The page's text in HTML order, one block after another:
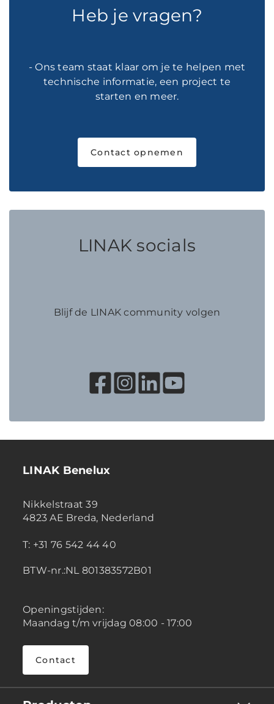
Heb je vragen?
- Ons team staat klaar om je te helpen met
technische informatie, een project te
starten en meer.
Contact opnemen
LINAK socials
Blijf de LINAK community volgen
LINAK Benelux
Nikkelstraat 39
4823 AE Breda, Nederland
T: +31 76 542 44 40
BTW-nr.:NL 801383572B01
Openingstijden:
Maandag t/m vrijdag 08:00 - 17:00
Contact